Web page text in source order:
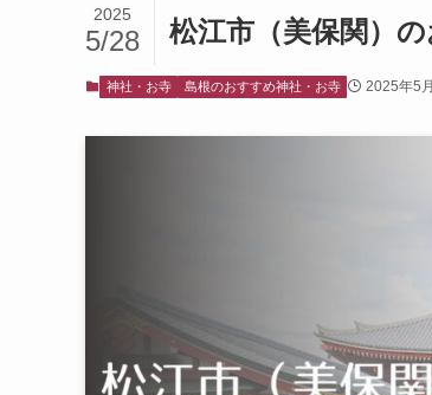
松江市（美保関）
2025
5/28
神社・お寺 島根のおすすめ神社・お寺 2025年5